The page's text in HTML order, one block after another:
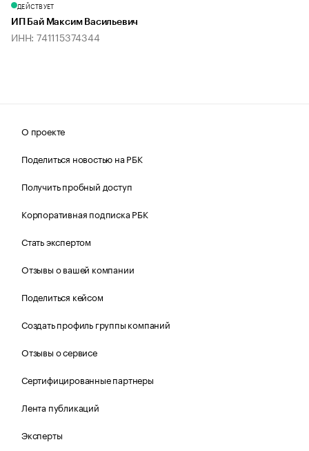
ДЕЙСТВУЕТ
ИП Бай Максим Васильевич
ИНН: 741115374344
О проекте
Поделиться новостью на РБК
Получить пробный доступ
Корпоративная подписка РБК
Стать экспертом
Отзывы о вашей компании
Поделиться кейсом
Создать профиль группы компаний
Отзывы о сервисе
Сертифицированные партнеры
Лента публикаций
Эксперты